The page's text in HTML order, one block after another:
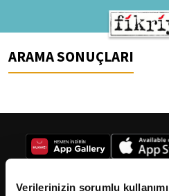
Verilerinizin sorumlu kullanımı
ARAMA SONUÇLARI